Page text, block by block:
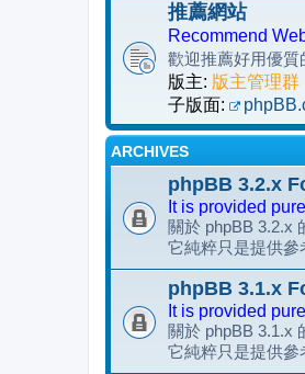
推薦網站
Recommend
歡迎推薦好用優
版主: 版主管理群
子版面:
ARCHIVES
phpBB 3.2.x
It is provided
關於 phpBB 3.2.x
它純粹只是提供參
phpBB 3.1.x
It is provided
關於 phpBB 3.1.x
它純粹只是提供參